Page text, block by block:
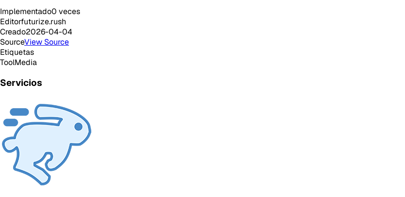
Implementado0 veces
Editorfuturize.rush
Creado2026-04-04
SourceView Source
Etiquetas
ToolMedia
Servicios